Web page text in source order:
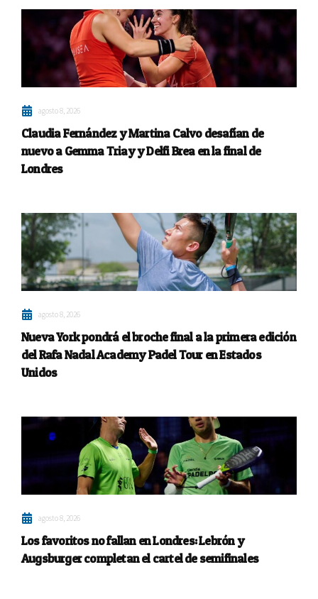
agosto 8, 2026
Claudia Fernández y Martina Calvo desafían de
nuevo a Gemma Triay y Delfi Brea en la final de
Londres
agosto 8, 2026
Nueva York pondrá el broche final a la primera edición
del Rafa Nadal Academy Padel Tour en Estados
Unidos
agosto 8, 2026
Los favoritos no fallan en Londres: Lebrón y
Augsburger completan el cartel de semifinales